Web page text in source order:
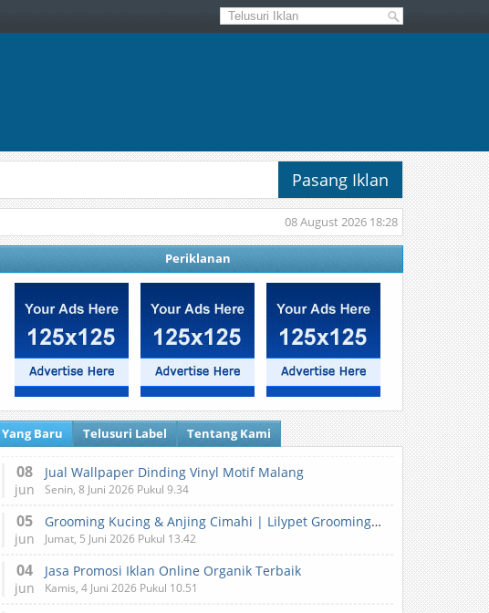
Pasang Iklan
08 August 2026 18:28
Periklanan
Yang Baru Telusuri Label Tentang Kami
08
jun
Jual Wallpaper Dinding Vinyl Motif Malang
Senin, 8 Juni 2026 Pukul 9.34
05
jun
Grooming Kucing & Anjing Cimahi | Lilypet Grooming & Pet Hotel
Jumat, 5 Juni 2026 Pukul 13.42
04
jun
Jasa Promosi Iklan Online Organik Terbaik
Kamis, 4 Juni 2026 Pukul 10.51